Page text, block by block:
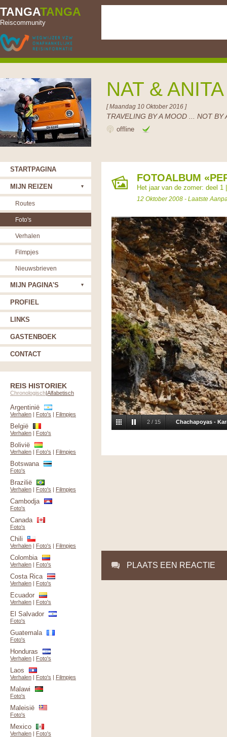
TANGATANGA
Reiscommunity
NAT &
[ Maandag 10 Oktober 2016 ]
TRAVELING BY A MOOD ... NOT BY
offline
FOTOALBUM
Het jaar van de zomer: deel 1
12 Oktober 2008 - Laatste
2 / 15 Chachapoyas -
PLAATS EEN REACTIE
STARTPAGINA
MIJN REIZEN
Routes
Foto's
Verhalen
Filmpjes
Nieuwsbrieven
MIJN PAGINA'S
PROFIEL
LINKS
GASTENBOEK
CONTACT
REIS HISTORIEK
Chronologisch|Alfabetisch
Argentinië
Verhalen | Foto's | Filmpjes
België
Verhalen | Foto's
Bolivië
Verhalen | Foto's | Filmpjes
Botswana
Foto's
Brazilië
Verhalen | Foto's | Filmpjes
Cambodja
Foto's
Canada
Foto's
Chili
Verhalen | Foto's | Filmpjes
Colombia
Verhalen | Foto's
Costa Rica
Verhalen | Foto's
Ecuador
Verhalen | Foto's
El Salvador
Foto's
Guatemala
Foto's
Honduras
Verhalen | Foto's
Laos
Verhalen | Foto's | Filmpjes
Malawi
Foto's
Maleisië
Foto's
Mexico
Verhalen | Foto's